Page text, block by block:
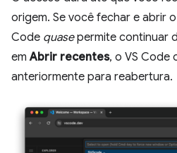
origem. Se você fechar e abrir
Code quasepermite continuar
emAbrir recentes, o VS Code
anteriormente para reabertura.